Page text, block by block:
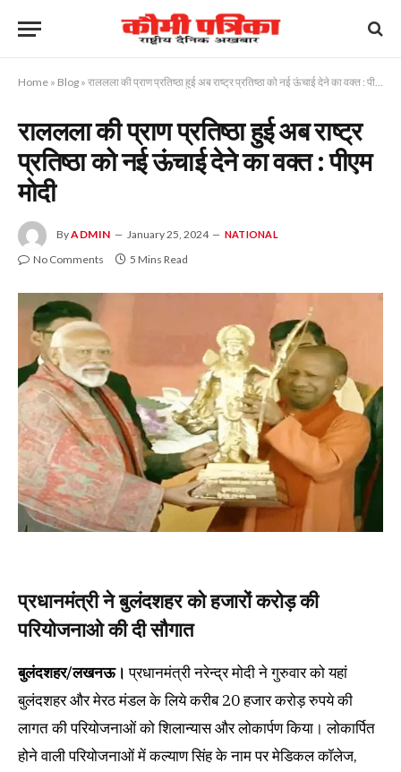
Home » Blog » राललला की प्राण प्रतिष्ठा हुई अब राष्ट्र प्रतिष्ठा को नई ऊंचाई देने का वक्त : पीएम मोदी
राललला की प्राण प्रतिष्ठा हुई अब राष्ट्र
प्रतिष्ठा को नई ऊंचाई देने का वक्त : पीएम
मोदी
ByADMIN January 25, 2024 NATIONAL
No Comments 5 Mins Read
प्रधानमंत्री ने बुलंदशहर को हजारों करोड़ की
परियोजनाओ की दी सौगात
बुलंदशहर/लखनऊ।प्रधानमंत्री नरेन्द्र मोदी ने गुरुवार को यहां
बुलंदशहर और मेरठ मंडल के लिये करीब 20 हजार करोड़ रुपये की
लागत की परियोजनाओं को शिलान्यास और लोकार्पण किया। लोकार्पित
होने वाली परियोजनाओं में कल्याण सिंह के नाम पर मेडिकल कॉलेज,